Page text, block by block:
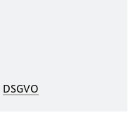
DSGVO